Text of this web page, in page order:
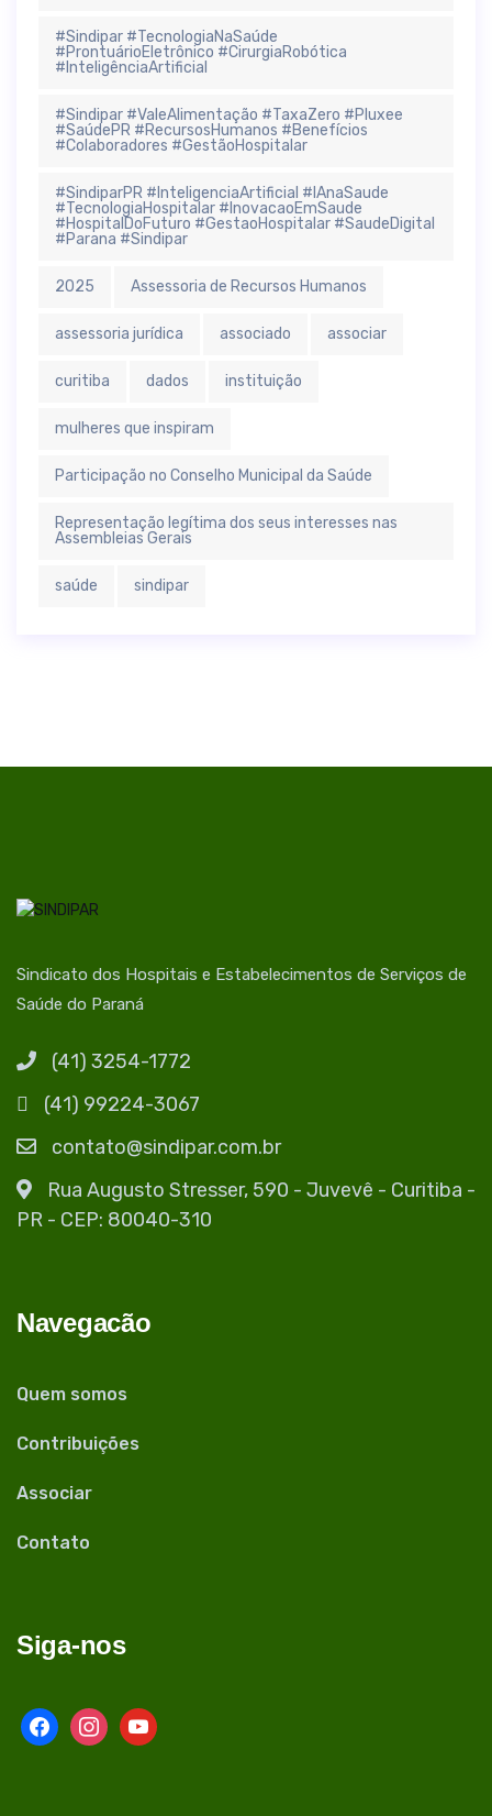
#Sindipar #TecnologiaNaSaúde
#ProntuárioEletrônico #CirurgiaRobótica
#InteligênciaArtificial
#Sindipar #ValeAlimentação #TaxaZero #Pluxee
#SaúdePR #RecursosHumanos #Benefícios
#Colaboradores #GestãoHospitalar
#SindiparPR #InteligenciaArtificial #IAnaSaude
#TecnologiaHospitalar #InovacaoEmSaude
#HospitalDoFuturo #GestaoHospitalar #SaudeDigital
#Parana #Sindipar
2025 Assessoria de Recursos Humanos
assessoria jurídica associado associar
curitiba dados instituição
mulheres que inspiram
Participação no Conselho Municipal da Saúde
Representação legítima dos seus interesses nas
Assembleias Gerais
saúde sindipar
Sindicato dos Hospitais e Estabelecimentos de Serviços de
Saúde do Paraná
(41) 3254-1772
(41) 99224-3067
contato@sindipar.com.br
Rua Augusto Stresser, 590 - Juvevê - Curitiba -
PR - CEP: 80040-310
Navegacão
Quem somos
Contribuições
Associar
Contato
Siga-nos
facebookinstagram
youtube